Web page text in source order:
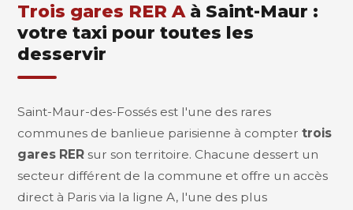
Trois gares RER Aà Saint-Maur :
votre taxi pour toutes les
desservir
Saint-Maur-des-Fossés est l'une des rares
communes de banlieue parisienne à compter trois
gares RER sur son territoire. Chacune dessert un
secteur différent de la commune et offre un accès
direct à Paris via la ligne A, l'une des plus